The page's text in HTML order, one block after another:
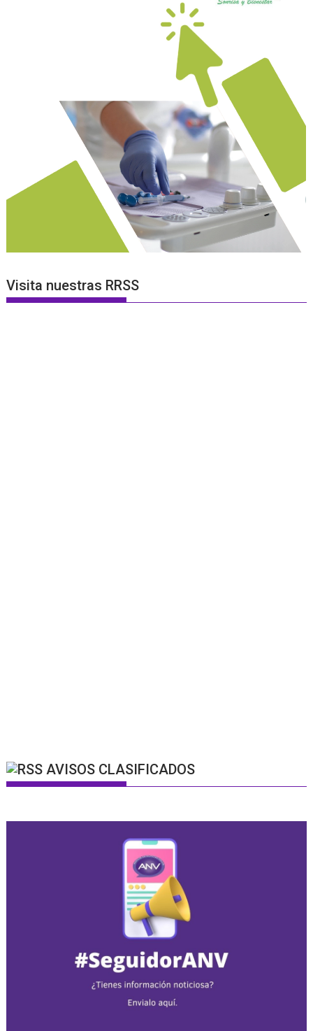
Visita nuestras RRSS
AVISOS CLASIFICADOS